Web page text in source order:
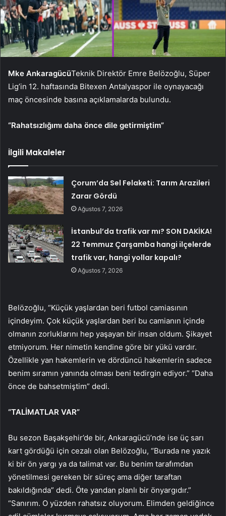
Mke AnkaragücüTeknik Direktör Emre Belözoğlu, Süper
Lig’in 12. haftasında Bitexen Antalyaspor ile oynayacağı
maç öncesinde basına açıklamalarda bulundu.
“Rahatsızlığımı daha önce dile getirmiştim”
İlgili Makaleler
Çorum’da Sel Felaketi: Tarım Arazileri
Zarar Gördü
Ağustos 7, 2026
İstanbul’da trafik var mı? SON DAKİKA!
22 Temmuz Çarşamba hangi ilçelerde
trafik var, hangi yollar kapalı?
Ağustos 7, 2026
Belözoğlu, “Küçük yaşlardan beri futbol camiasının
içindeyim. Çok küçük yaşlardan beri bu camianın içinde
olmanın zorluklarını hep yaşayan bir insan oldum. Şikayet
etmiyorum. Her nimetin kendine göre bir yükü vardır.
Özellikle yan hakemlerin ve dördüncü hakemlerin sadece
benim sıramın yanında olması beni tedirgin ediyor.” “Daha
önce de bahsetmiştim” dedi.
“TALİMATLAR VAR”
Bu sezon Başakşehir’de bir, Ankaragücü’nde ise üç sarı
kart gördüğü için cezalı olan Belözoğlu, “Burada ne yazık
ki bir ön yargı ya da talimat var. Bu benim tarafımdan
yönetilmesi gereken bir süreç ama diğer taraftan
bakıldığında” dedi. Öte yandan planlı bir önyargıdır.”
“Sanırım. O yüzden rahatsız oluyorum. Elimden geldiğince